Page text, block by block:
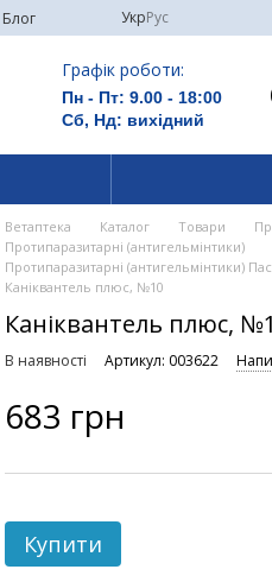
Блог УкрРус
Графік роботи:
Пн - Пт: 9.00 - 18:00
Сб, Нд: вихідний
Ветаптека Каталог Товари
Протипаразитарні (антигельмінтики)
Протипаразитарні (антигельмінтики)
Каніквантель плюс, №10
Каніквантель плюс,
В наявності Артикул: 003622
683 грн
Купити